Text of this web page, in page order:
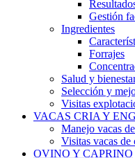
Gestión
Ingredientes
Forrajes
Salud y
Selección y
Visitas
VACAS CRIA Y
Manejo vacas
Visitas vacas
OVINO Y CAPRINO